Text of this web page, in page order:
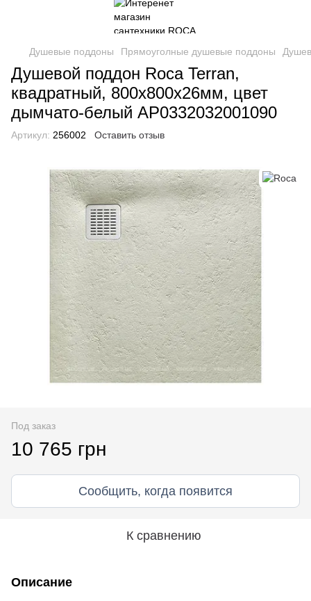
Душевые поддоны Прямоуголные душевые поддоны
Душевой поддон Roca Terran,
квадратный, 800х800х26мм, цвет
дымчато-белый AP0332032001090
Артикул: 256002 Оставить отзыв
Под заказ
10 765 грн
Сообщить, когда появится
К сравнению
Описание